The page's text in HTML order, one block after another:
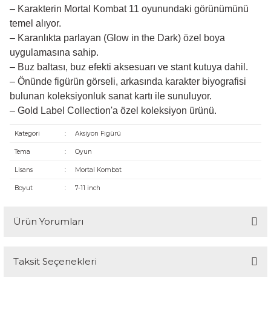
– Karakterin Mortal Kombat 11 oyunundaki görünümünü
temel alıyor.
– Karanlıkta parlayan (Glow in the Dark) özel boya
uygulamasına sahip.
– Buz baltası, buz efekti aksesuarı ve stant kutuya dahil.
– Önünde figürün görseli, arkasında karakter biyografisi
bulunan koleksiyonluk sanat kartı ile sunuluyor.
– Gold Label Collection'a özel koleksiyon ürünü.
Kategori : Aksiyon Figürü
Tema : Oyun
Lisans : Mortal Kombat
Boyut : 7-11 inch
Ürün Yorumları
Bu ürüne ilk yorumu siz yapın!
Taksit Seçenekleri